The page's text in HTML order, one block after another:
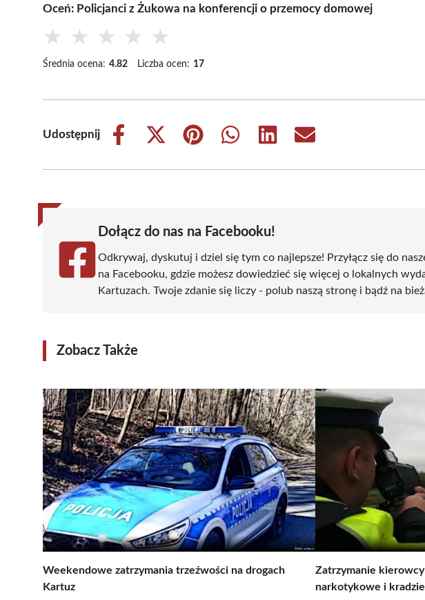
Oceń: Policjanci z Żukowa na konferencji o przemocy domowej
★ ★ ★ ★ ★
Średnia ocena: 4.82 Liczba ocen: 17
Udostępnij
Share
Share
(Twitter)
Share
Share
Share
Share
Dołącz do nas na Facebooku!
Odkrywaj, dyskutuj i dziel się tym co najlepsze! Przyłącz się do
na Facebooku, gdzie możesz dowiedzieć się więcej o lokalnych
Kartuzach. Twoje zdanie się liczy - polub naszą stronę i bądź na
Zobacz Także
Weekendowe zatrzymania trzeźwości na drogach
Kartuz
Zatrzymanie
narkotykowe i